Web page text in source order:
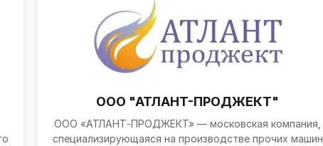
ООО "АТЛАНТ-ПРОДЖЕКТ"
ООО «АТЛАНТ‑ПРОДЖЕКТ» — московская компания,
специализирующаяся на производстве прочих машин